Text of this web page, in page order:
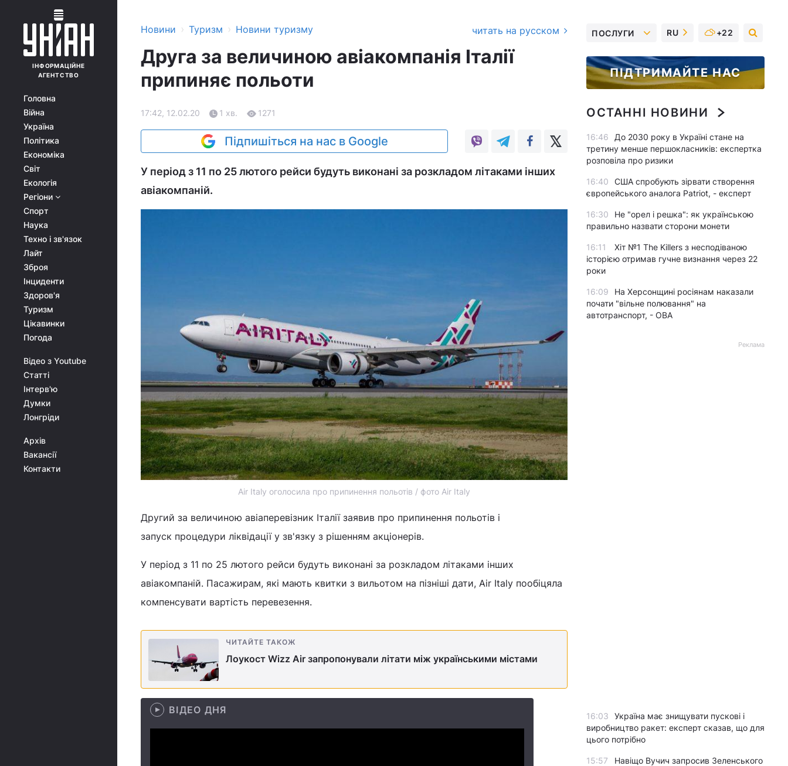
ІНФОРМАЦІЙНЕ
АГЕНТСТВО
Головна
Війна
Україна
Політика
Економіка
Світ
Екологія
Регіони
Спорт
Наука
Техно і зв'язок
Лайт
Зброя
Інциденти
Здоров'я
Туризм
Цікавинки
Погода
Відео з Youtube
Статті
Інтерв'ю
Думки
Лонгріди
Архів
Вакансії
Контакти
Новини › Туризм › Новини туризму читать на русском
Друга за величиною авіакомпанія Італії
припиняє польоти
17:42, 12.02.20 1 хв. 1271
Підпишіться на нас в Google
У період з 11 по 25 лютого рейси будуть виконані за розкладом літаками інших
авіакомпаній.
Air Italy оголосила про припинення польотів / фото Air Italy
Другий за величиною авіаперевізник Італії заявив про припинення польотів і
запуск процедури ліквідації у зв'язку з рішенням акціонерів.
У період з 11 по 25 лютого рейси будуть виконані за розкладом літаками інших
авіакомпаній. Пасажирам, які мають квитки з вильотом на пізніші дати, Air Italy пообіцяла
компенсувати вартість перевезення.
ЧИТАЙТЕ ТАКОЖ
Лоукост Wizz Air запропонували літати між українськими містами
ВІДЕО ДНЯ
ПОСЛУГИ RU +22
ПІДТРИМАЙТЕ НАС
ОСТАННІ НОВИНИ
16:46
До 2030 року в Україні стане на
третину менше першокласників: експертка
розповіла про ризики
16:40
США спробують зірвати створення
європейського аналога Patriot, - експерт
16:30
Не "орел і решка": як українською
правильно назвати сторони монети
16:11
Хіт №1 The Killers з несподіваною
історією отримав гучне визнання через 22
роки
16:09
На Херсонщині росіянам наказали
почати "вільне полювання" на
автотранспорт, - ОВА
Реклама
16:03
Україна має знищувати пускові і
виробництво ракет: експерт сказав, що для
цього потрібно
15:57
Навіщо Вучич запросив Зеленського